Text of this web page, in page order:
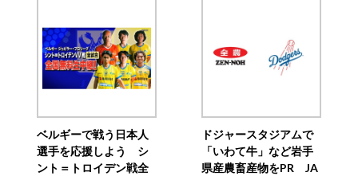
ベルギーで戦う日本人
選手を応援しよう シ
ント＝トロイデン戦全
ドジャースタジアムで
「いわて牛」など岩手
県産農畜産物をPR JA